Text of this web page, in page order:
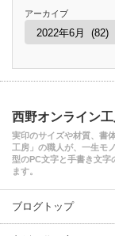
アーカイブ
西野オンライン
実印のサイズや材質、書
工房」の職人が、一生モ
型のPC文字と手書き文字
ます。
ブログトップ